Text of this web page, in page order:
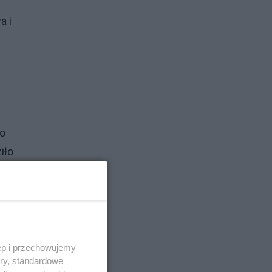
i
i przechowujemy
standardowe